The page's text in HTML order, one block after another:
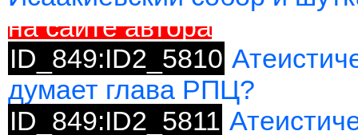
на сайте автора
ID_849:ID2_5810
думает глава РПЦ?
ID_849:ID2_5811